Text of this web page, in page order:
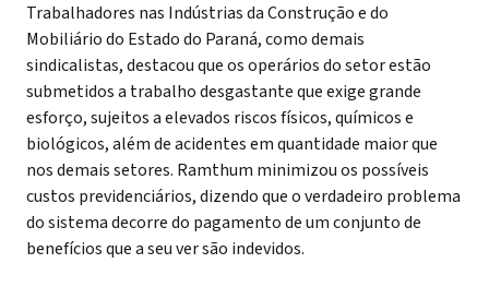
Trabalhadores nas Indústrias da Construção e do
Mobiliário do Estado do Paraná, como demais
sindicalistas, destacou que os operários do setor estão
submetidos a trabalho desgastante que exige grande
esforço, sujeitos a elevados riscos físicos, químicos e
biológicos, além de acidentes em quantidade maior que
nos demais setores. Ramthum minimizou os possíveis
custos previdenciários, dizendo que o verdadeiro problema
do sistema decorre do pagamento de um conjunto de
benefícios que a seu ver são indevidos.